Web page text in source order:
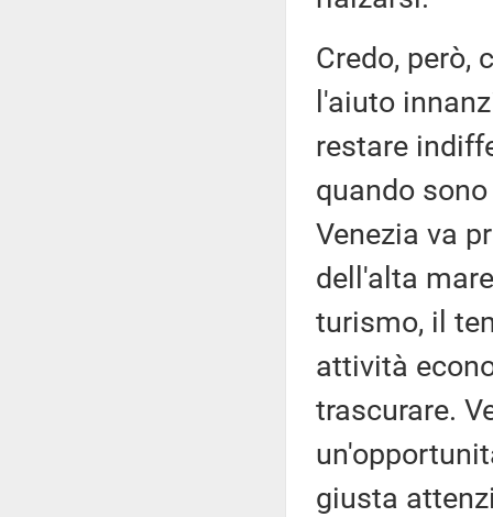
Credo, però,
l'aiuto
restare
quando
Venezia va
dell'alta
turismo, il
attività
trascurare.
giusta